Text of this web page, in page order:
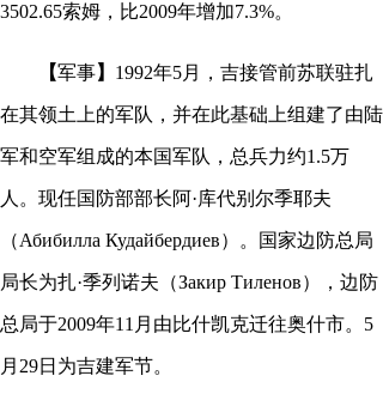
3502.65索姆，比2009年增加7.3%。
【军事】 1992年5月，吉接管前苏联驻扎
在其领土上的军队，并在此基础上组建了由陆
军和空军组成的本国军队，总兵力约1.5万
人。现任国防部部长阿·库代别尔季耶夫
（Абибилла Кудайбердиев）。国家边防总局
局长为扎·季列诺夫（Закир Тиленов），边防
总局于2009年11月由比什凯克迁往奥什市。5
月29日为吉建军节。